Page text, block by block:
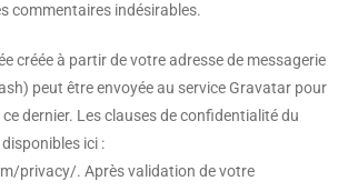
commentaires indésirables.
créée à partir de votre adresse de messagerie
peut être envoyée au service Gravatar pour
dernier. Les clauses de confidentialité du
ici :
privacy/. Après validation de votre